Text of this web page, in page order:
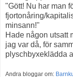
"Gött! Nu har man
fjortonåring/
minsann!"
Hade någon utsatt
jag var då, för
plyschbyxeklädda
Andra bloggar om: